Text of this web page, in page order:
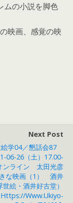
の小説を脚色
映画、感覚の映
Next Post
絵学04／懇話会87
06-26（土）17.00-
ライン 太田光彦
な映画（1） 酒井
絵・酒井好古堂）
Https://www.ukiyo-